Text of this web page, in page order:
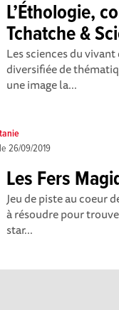
L’Éthologie,
Tchatche &
Les sciences du
diversifiée de
une image la...
26/09/2019
Les Fers
Jeu de piste au coeur
à résoudre pour
star...